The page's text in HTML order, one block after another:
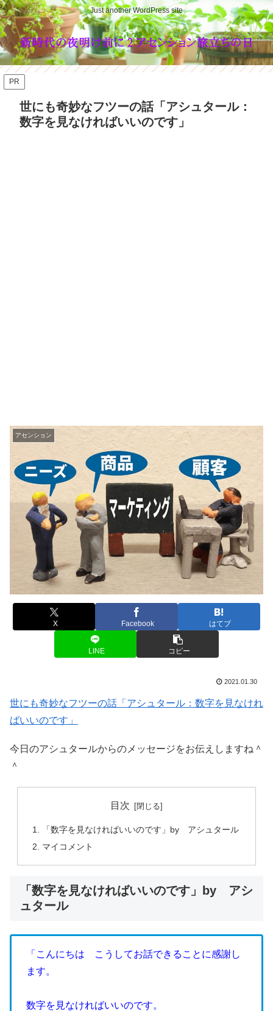
Just another WordPress site
PR
世にも奇妙なフツーの話「アシュタール：
数字を見なければいいのです」
アセンション
X Facebook はてブ
LINE コピー
2021.01.30
世にも奇妙なフツーの話「アシュタール：数字を見なけれ
ばいいのです」
今日のアシュタールからのメッセージをお伝えしますね＾
＾
目次
「数字を見なければいいのです」by アシュタール
マイコメント
「数字を見なければいいのです」by アシ
ュタール
「こんにちは こうしてお話できることに感謝し
ます。
数字を見なければいいのです。